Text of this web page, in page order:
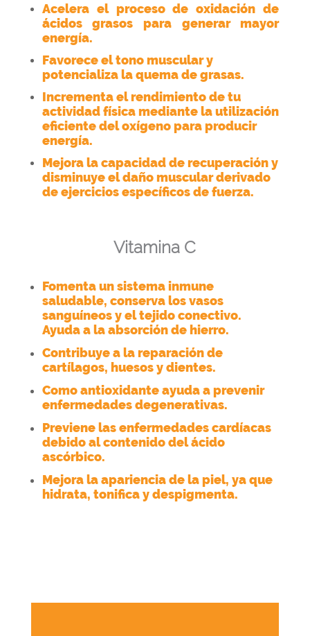
Acelera el proceso de oxidación de
ácidos grasos para generar mayor
energía.
Favorece el tono muscular y
potencializa la quema de grasas.
Incrementa el rendimiento de tu
actividad física mediante la utilización
eficiente del oxígeno para producir
energía.
Mejora la capacidad de recuperación y
disminuye el daño muscular derivado
de ejercicios específicos de fuerza.
Vitamina C
Fomenta un sistema inmune
saludable, conserva los vasos
sanguíneos y el tejido conectivo.
Ayuda a la absorción de hierro.
Contribuye a la reparación de
cartílagos, huesos y dientes.
Como antioxidante ayuda a prevenir
enfermedades degenerativas.
Previene las enfermedades cardíacas
debido al contenido del ácido
ascórbico.
Mejora la apariencia de la piel, ya que
hidrata, tonifica y despigmenta.